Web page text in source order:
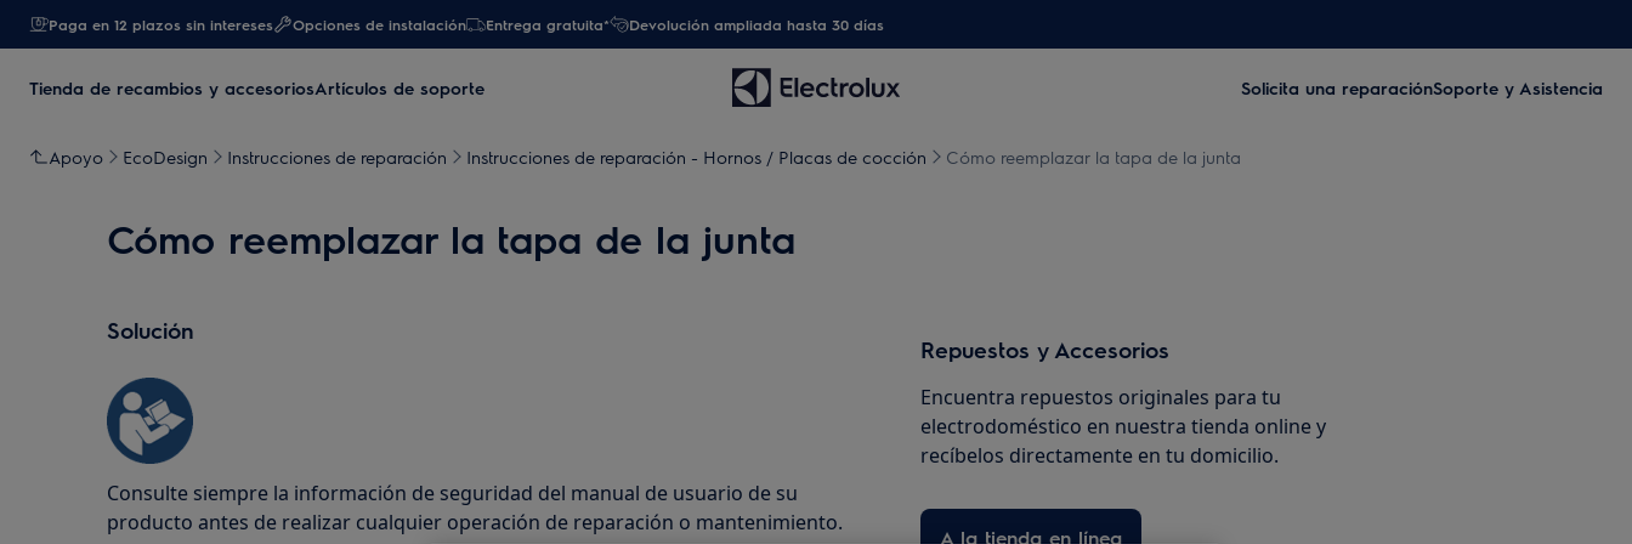
Paga en 12 plazos sin intereses Opciones de instalación Entrega gratuita* Devolución ampliada hasta 30 días
Tienda de recambios y accesoriosArtículos de soporte Solicita una reparaciónSoporte y Asistencia
Apoyo EcoDesign Instrucciones de reparación Instrucciones de reparación - Hornos / Placas de cocción Cómo reemplazar la tapa de la junta
Cómo reemplazar la tapa de la junta
Solución
Consulte siempre la información de seguridad del manual de usuario de su
producto antes de realizar cualquier operación de reparación o mantenimiento.
Repuestos y Accesorios
Encuentra repuestos originales para tu
electrodoméstico en nuestra tienda online y
recíbelos directamente en tu domicilio.
A la tienda en línea